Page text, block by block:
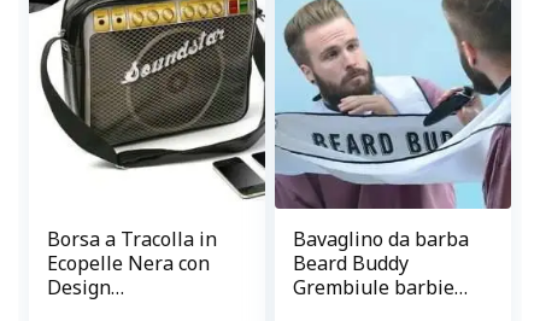
Borsa a Tracolla in
Ecopelle Nera con
Design
Bavaglino da barba
Beard Buddy
Grembiule barbiere